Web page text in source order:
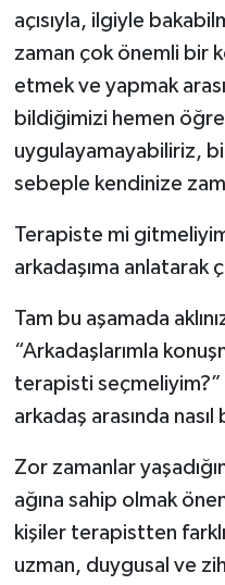
açısıyla, ilgiyle
zaman çok önemli bir
etmek ve yapmak
bildiğimizi hemen
uygulayamayabiliriz,
sebeple kendinize
Terapiste mi
arkadaşıma anlatarak
Tam bu aşamada
“Arkadaşlarımla
terapisti
arkadaş arasında
Zor zamanlar
ağına sahip olmak
kişiler terapistten
uzman, duygusal ve